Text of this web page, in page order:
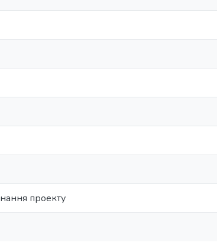
проекту